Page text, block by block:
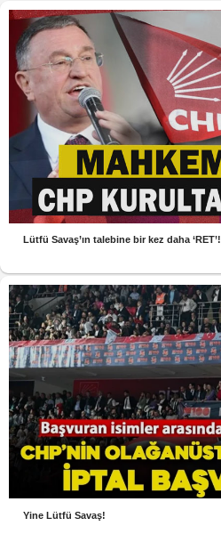
Lütfü Savaş’ın talebine bir kez daha ‘RET’!
Yine Lütfü Savaş!